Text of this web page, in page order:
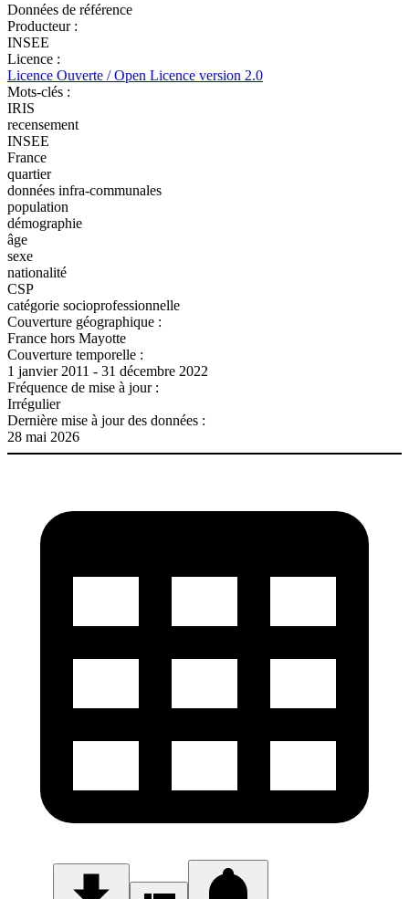
Données de référence
Producteur :
INSEE
Licence :
Licence Ouverte / Open Licence version 2.0
Mots-clés :
IRIS
recensement
INSEE
France
quartier
données infra-communales
population
démographie
âge
sexe
nationalité
CSP
catégorie socioprofessionnelle
Couverture géographique :
France hors Mayotte
Couverture temporelle :
1 janvier 2011 - 31 décembre 2022
Fréquence de mise à jour :
Irrégulier
Dernière mise à jour des données :
28 mai 2026